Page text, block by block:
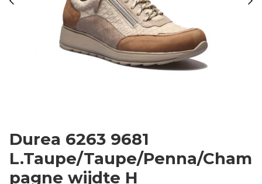
Durea 6263 9681
L.Taupe/Taupe/Penna/Cham
pagne wijdte H